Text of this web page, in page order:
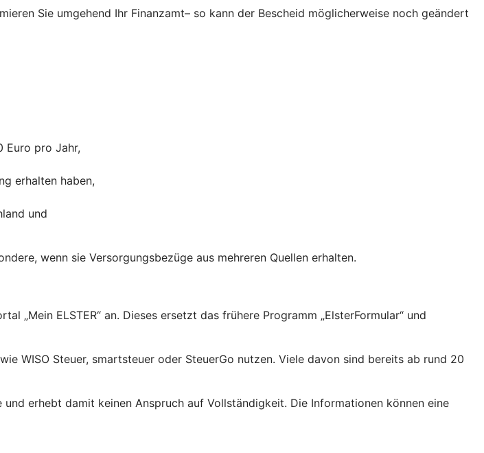
Sie umgehend Ihr Finanzamt– so kann der Bescheid möglicherweise noch geändert
Euro pro Jahr,
erhalten haben,
und
wenn sie Versorgungsbezüge aus mehreren Quellen erhalten.
„Mein ELSTER“ an. Dieses ersetzt das frühere Programm „ElsterFormular“ und
WISO Steuer, smartsteuer oder SteuerGo nutzen. Viele davon sind bereits ab rund 20
erhebt damit keinen Anspruch auf Vollständigkeit. Die Informationen können eine